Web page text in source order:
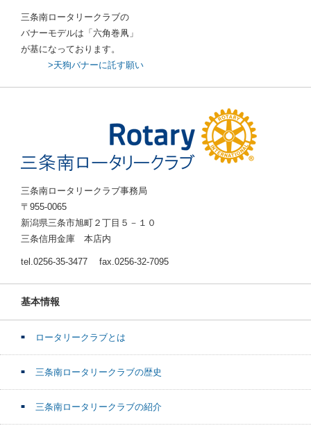
三条南ロータリークラブの
バナーモデルは「六角巻凧」
が基になっております。
>天狗バナーに託す願い
三条南ロータリークラブ事務局
〒955-0065
新潟県三条市旭町２丁目５－１０
三条信用金庫 本店内
tel.0256-35-3477 fax.0256-32-7095
基本情報
ロータリークラブとは
三条南ロータリークラブの歴史
三条南ロータリークラブの紹介